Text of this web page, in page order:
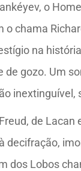
o
o chama
na
de gozo. Um
de
decifração,
dos Lobos